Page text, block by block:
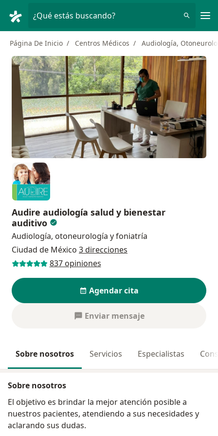
¿Qué estás buscando?
Página De Inicio Centros Médicos Audiología,
Audire audiología salud y bienestar
auditivo
Audiología, otoneurología y foniatría
Ciudad de México 3 direcciones
837 opiniones
Agendar cita
Enviar mensaje
Sobre nosotros Servicios Especialistas
Sobre nosotros
El objetivo es brindar la mejor atención posible a
nuestros pacientes, atendiendo a sus necesidades y
aclarando sus dudas.